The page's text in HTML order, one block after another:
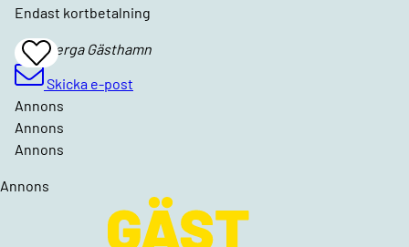
Endast kortbetalning
Add
To
Favrites
Kåseberga Gästhamn
Skicka e-post
Annons
Annons
Annons
Annons